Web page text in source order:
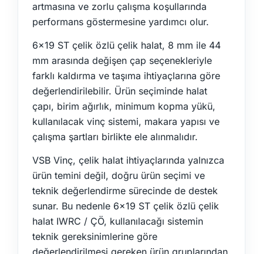
artmasına ve zorlu çalışma koşullarında
performans göstermesine yardımcı olur.
6x19 ST çelik özlü çelik halat, 8 mm ile 44
mm arasında değişen çap seçenekleriyle
farklı kaldırma ve taşıma ihtiyaçlarına göre
değerlendirilebilir. Ürün seçiminde halat
çapı, birim ağırlık, minimum kopma yükü,
kullanılacak vinç sistemi, makara yapısı ve
çalışma şartları birlikte ele alınmalıdır.
VSB Vinç, çelik halat ihtiyaçlarında yalnızca
ürün temini değil, doğru ürün seçimi ve
teknik değerlendirme sürecinde de destek
sunar. Bu nedenle 6x19 ST çelik özlü çelik
halat IWRC / ÇÖ, kullanılacağı sistemin
teknik gereksinimlerine göre